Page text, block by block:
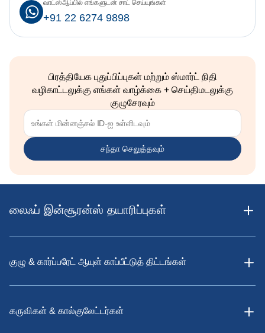
+91 22 6274 9898
வாட்ஸ்ஆப்பில் எங்களுடன் சாட் செய்யுங்கள்
பிரத்தியேக புதுப்பிப்புகள் மற்றும் ஸ்மார்ட் நிதி
வழிகாட்டலுக்கு எங்கள் வாழ்க்கை + செய்திமடலுக்கு
குழுசேரவும்
சந்தா செலுத்தவும்
லைஃப் இன்சூரன்ஸ் தயாரிப்புகள்
குழு & கார்ப்பரேட் ஆயுள் காப்பீட்டுத் திட்டங்கள்
கருவிகள் & கால்குலேட்டர்கள்